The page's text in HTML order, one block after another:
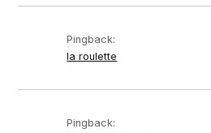
Pingback:
la roulette
Pingback: